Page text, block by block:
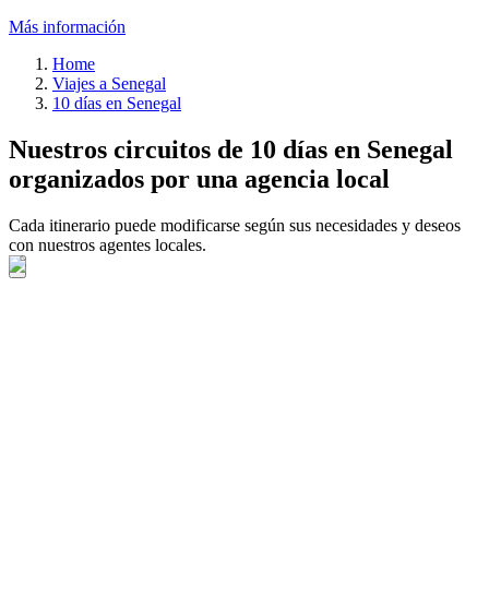
Más información
Home
Viajes a Senegal
10 días en Senegal
Nuestros circuitos de 10 días en Senegal
organizados por una agencia local
Cada itinerario puede modificarse según sus necesidades y deseos
con nuestros agentes locales.